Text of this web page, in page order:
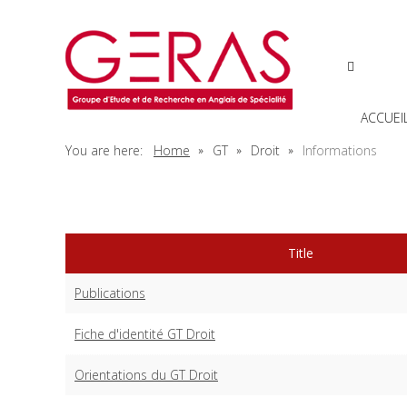
ACCUEIL
You are here: Home GT Droit Informations
Title
Publications
Fiche d'identité GT Droit
Orientations du GT Droit